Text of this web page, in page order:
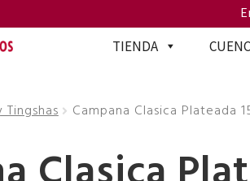
TIENDA
Tingshas Campana Clasica Plateada